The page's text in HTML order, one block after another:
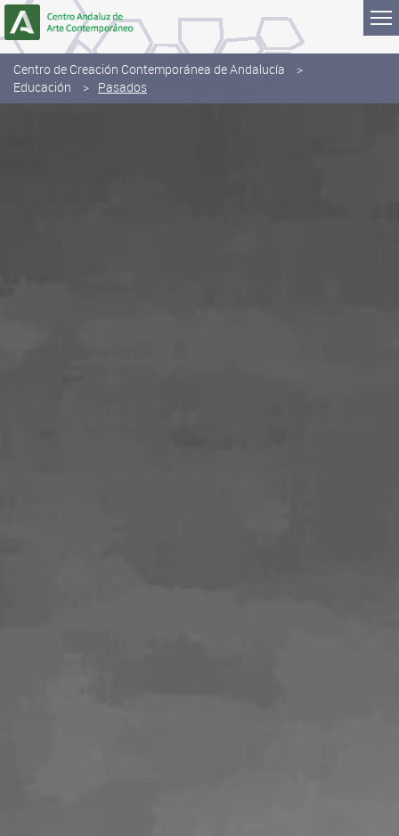
Saltar al contenido
Centro de Creación Contemporánea de Andalucía
Educación
Pasados